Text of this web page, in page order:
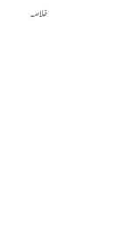
خلاصہ